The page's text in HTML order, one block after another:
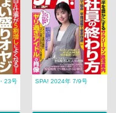
23号 SPA! 2024年 7/9号